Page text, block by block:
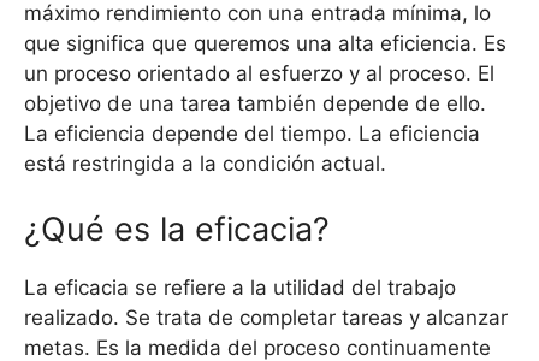
máximo rendimiento con una entrada mínima, lo
que significa que queremos una alta eficiencia. Es
un proceso orientado al esfuerzo y al proceso. El
objetivo de una tarea también depende de ello.
La eficiencia depende del tiempo. La eficiencia
está restringida a la condición actual.
¿Qué es la eficacia?
La eficacia se refiere a la utilidad del trabajo
realizado. Se trata de completar tareas y alcanzar
metas. Es la medida del proceso continuamente